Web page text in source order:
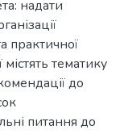
надати
практичної
тематику
до
питання до